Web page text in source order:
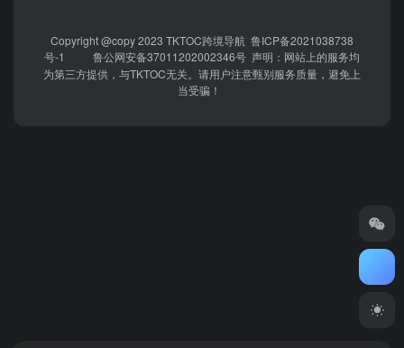
Copyright @copy 2023 TKTOC跨境导航 鲁ICP备2021038738
号-1
鲁公网安备37011202002346号 声明：网站上的服务均
为第三方提供，与TKTOC无关。请用户注意甄别服务质量，避免上
当受骗！